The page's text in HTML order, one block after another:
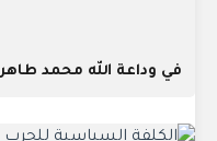
في وداعة الله محمد طاهر